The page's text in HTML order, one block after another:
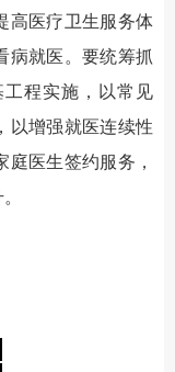
医疗卫生服务体
病就医。要统筹抓
程实施，以常见
以增强就医连续性
医生签约服务，